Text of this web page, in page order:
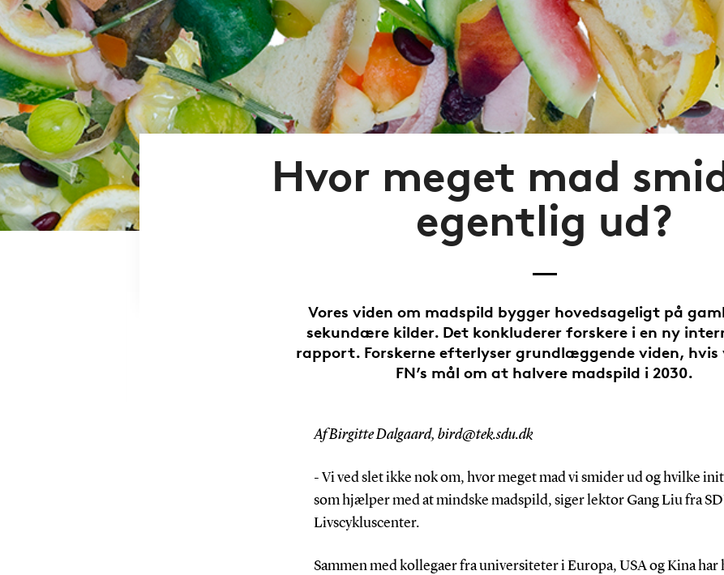
Hvor meget mad
egentlig ud?
Vores viden om madspild bygger hovedsageligt på
sekundære kilder. Det konkluderer forskere i en ny
rapport. Forskerne efterlyser grundlæggende viden, hvis
FN’s mål om at halvere madspild i 2030.
Af Birgitte Dalgaard, bird@tek.sdu.dk
- Vi ved slet ikke nok om, hvor meget mad vi smider ud og hvilke
som hjælper med at mindske madspild, siger lektor Gang Liu fra
Livscykluscenter.
Sammen med kollegaer fra universiteter i Europa, USA og Kina har